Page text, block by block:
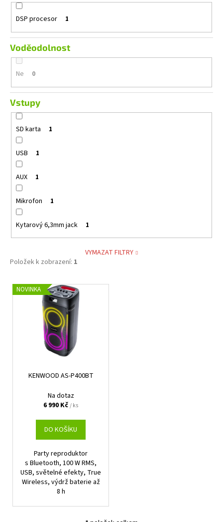
DSP procesor 1
Voděodolnost
Ne 0
Vstupy
SD karta 1
USB 1
AUX 1
Mikrofon 1
Kytarový 6,3mm jack 1
VYMAZAT FILTRY
Položek k zobrazení: 1
VNOVINKA
KENWOOD AS-P400BT
Na dotaz
6 990 Kč/ ks
DO KOŠÍKU
Party reproduktor
s Bluetooth, 100 W RMS,
USB, světelné efekty, True
Wireless, výdrž baterie až
8 h